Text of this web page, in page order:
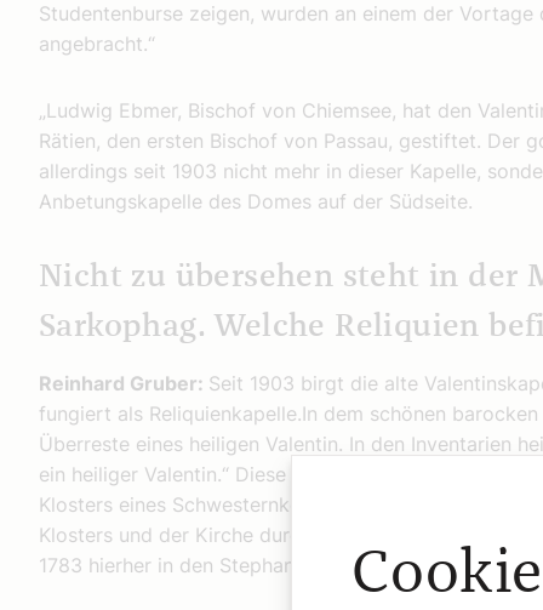
Studentenburse zeigen, wurden an einem der
angebracht.“
„Ludwig Ebmer, Bischof von Chiemsee, hat den
Rätien, den ersten Bischof von Passau, gestiftet. Der
allerdings seit 1903 nicht mehr in dieser Kapelle,
Anbetungskapelle des Domes auf der Südseite.
Nicht zu übersehen steht in der
Sarkophag. Welche Reliquien
Reinhard Gruber: Seit 1903 birgt die alte
fungiert als Reliquienkapelle.In dem schönen
Überreste eines heiligen Valentin. In den Inventarien
ein heiliger Valentin.“ Diese Gebeine wurden
Klosters eines Schwesternkonvents in der Nähe des
Klosters und der Kirche durch Kaiser Joseph II. kamen
1783 hierher in den Stephansdom.